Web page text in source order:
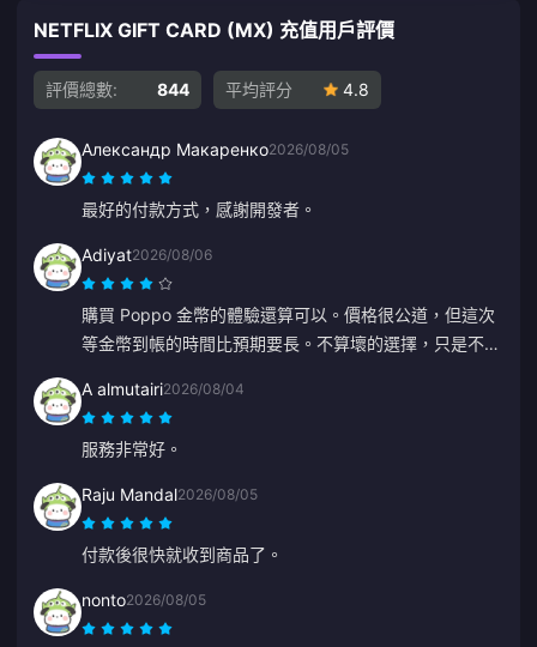
NETFLIX GIFT CARD (MX) 充值用戶評價
評價總數: 844 平均評分 4.8
Александр Макаренко2026/08/05
最好的付款方式，感謝開發者。
Adiyat2026/08/06
購買 Poppo 金幣的體驗還算可以。價格很公道，但這次
等金幣到帳的時間比預期要長。不算壞的選擇，只是不夠
A almutairi2026/08/04
服務非常好。
Raju Mandal2026/08/05
付款後很快就收到商品了。
nonto2026/08/05